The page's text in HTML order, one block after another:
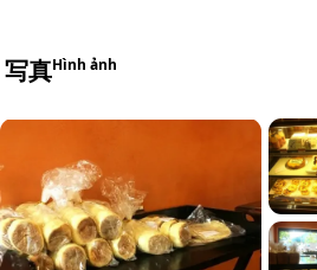
写真Hình ảnh